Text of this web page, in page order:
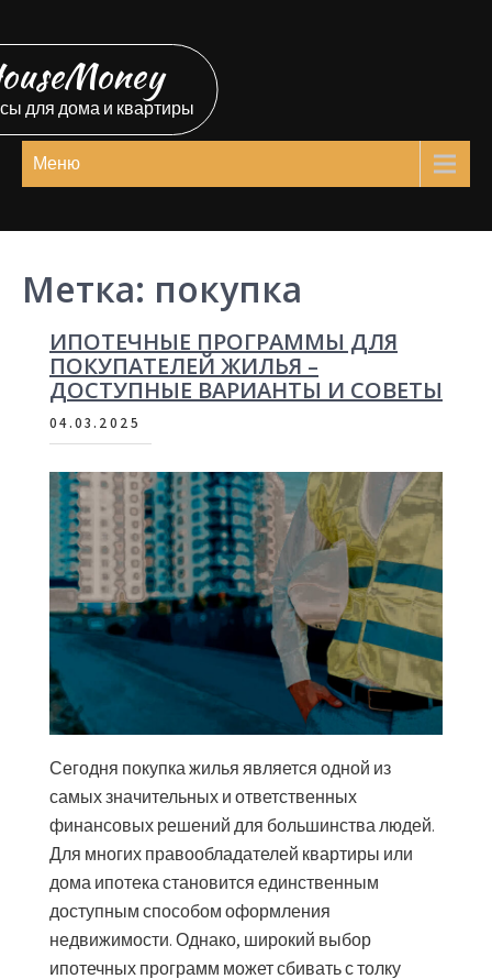
к
содержимому
для дома и квартиры
Меню
Метка: покупка
ИПОТЕЧНЫЕ ПРОГРАММЫ ДЛЯ
ПОКУПАТЕЛЕЙ ЖИЛЬЯ –
ДОСТУПНЫЕ ВАРИАНТЫ И СОВЕТЫ
04.03.2025
Сегодня покупка жилья является одной из
самых значительных и ответственных
финансовых решений для большинства людей.
Для многих правообладателей квартиры или
дома ипотека становится единственным
доступным способом оформления
недвижимости. Однако, широкий выбор
ипотечных программ может сбивать с толку